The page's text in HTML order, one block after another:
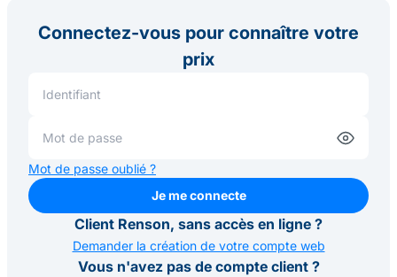
Connectez-vous pour connaître votre
prix
Mot de passe oublié ?
Je me connecte
Je me connecte
Client Renson, sans accès en ligne ?
Demander la création de votre compte web
Vous n'avez pas de compte client ?